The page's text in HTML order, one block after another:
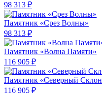
98 313 ₽
Памятник «Срез Волны»
98 313 ₽
Памятник «Волна Памяти»
116 905 ₽
Памятник «Северный
116 905 ₽